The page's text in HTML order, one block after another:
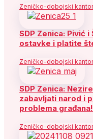
Zeničko-dobojski
SDP Zenica: Pivić
ostavke i platite
Zeničko-dobojski
SDP Zenica:
zabavljati narod i
problema građana!
Zeničko-dobojski